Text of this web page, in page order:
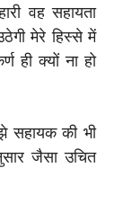
वह सहायता
मेरे हिस्से में
ही क्यों ना हो
सहायक की भी
जैसा उचित